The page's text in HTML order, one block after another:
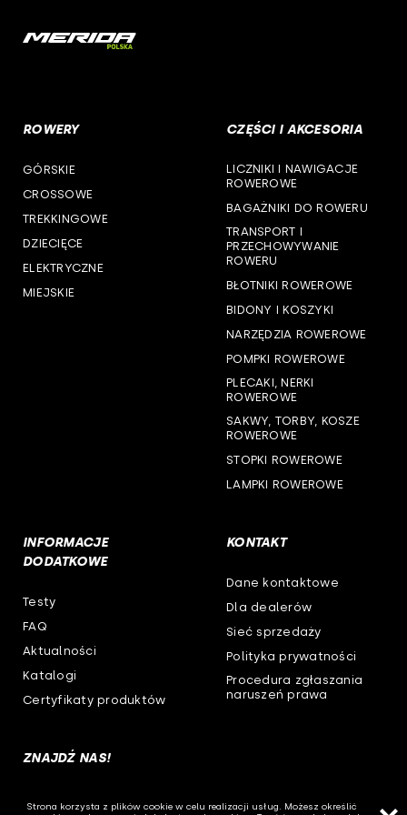
cst
woj. opolskie
woj. podlaskie
woj. pomorskie
woj. śląskie
woj. warmińsko-mazurskie
ROWERY
GÓRSKIE
CROSSOWE
TREKKINGOWE
DZIECIĘCE
ELEKTRYCZNE
MIEJSKIE
CZĘŚCI I AKCESORIA
LICZNIKI I NAWIGACJE
ROWEROWE
BAGAŻNIKI DO ROWERU
TRANSPORT I
PRZECHOWYWANIE
ROWERU
BŁOTNIKI ROWEROWE
BIDONY I KOSZYKI
NARZĘDZIA ROWEROWE
POMPKI ROWEROWE
PLECAKI, NERKI
ROWEROWE
SAKWY, TORBY, KOSZE
ROWEROWE
STOPKI ROWEROWE
LAMPKI ROWEROWE
INFORMACJE
DODATKOWE
Testy
FAQ
Aktualności
Katalogi
Certyfikaty produktów
KONTAKT
Dane kontaktowe
Dla dealerów
Sieć sprzedaży
Polityka prywatności
Procedura zgłaszania
naruszeń prawa
ZNAJDŹ NAS!
Strona korzysta z plików cookie w celu realizacji usług. Możesz określić